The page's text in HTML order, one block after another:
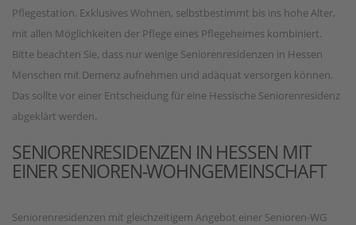
Pflegestation. Exklusives Wohnen, selbstbestimmt bis ins hohe Alter,
mit allen Möglichkeiten der Pflege eines Pflegeheimes kombiniert.
Bitte beachten Sie, dass nur wenige Seniorenresidenzen in Hessen
Menschen mit Demenz aufnehmen und adäquat versorgen können.
Das sollte vor einer Entscheidung für eine Hessische Seniorenresidenz
abgeklärt werden.
SENIORENRESIDENZEN IN HESSEN MIT
EINER SENIOREN-WOHNGEMEINSCHAFT
Seniorenresidenzen mit gleichzeitigem Angebot einer Senioren-WG